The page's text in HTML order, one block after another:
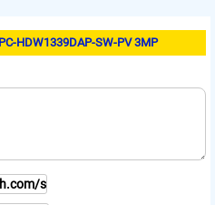
HDW1339DAP-SW-PV 3MP